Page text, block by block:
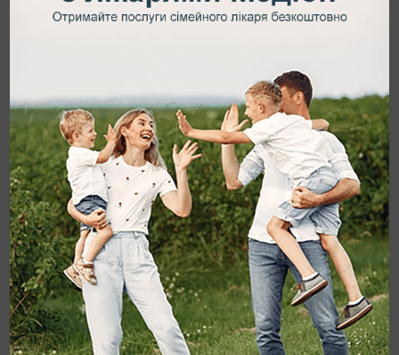
Пакет послуг «Чекаю дитину»
21.05.2020 Пакетні пропозиції
Записатися на прийом зараз
Ваше ім'я
Привід звернення